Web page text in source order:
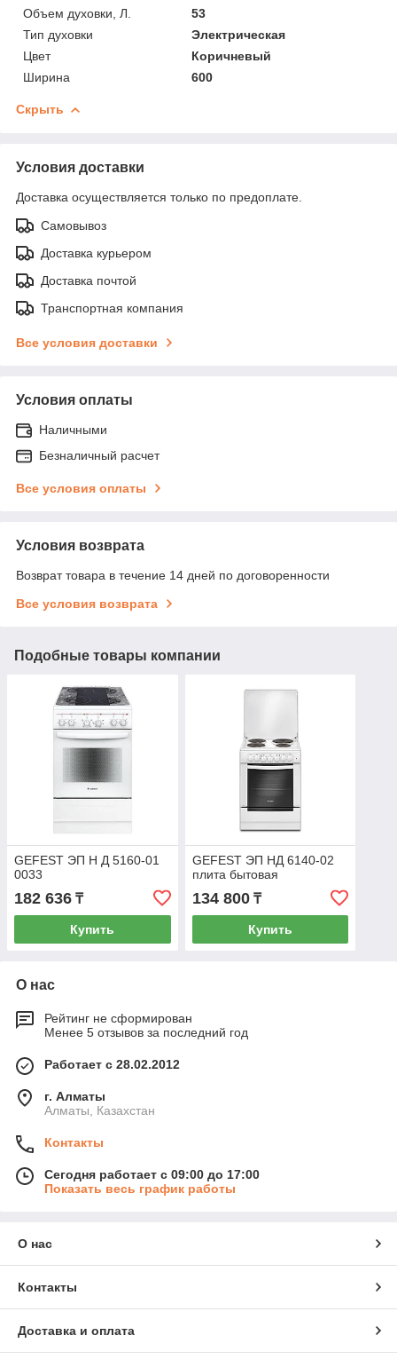
Объем духовки, Л.
53
Тип духовки
Электрическая
Цвет
Коричневый
Ширина
600
Скрыть
Условия доставки
Доставка осуществляется только по предоплате.
Самовывоз
Доставка курьером
Доставка почтой
Транспортная компания
Все условия доставки
Условия оплаты
Наличными
Безналичный расчет
Все условия оплаты
Условия возврата
Возврат товара в течение 14 дней по договоренности
Все условия возврата
Подобные товары компании
GEFEST ЭП Н Д 5160-01
0033
182 636 ₸
Купить
GEFEST ЭП НД 6140-02
плита бытовая
134 800₸
Купить
О нас
Рейтинг не сформирован
Менее 5 отзывов за последний год
Работает с 28.02.2012
г. Алматы
Алматы, Казахстан
Контакты
Сегодня работает с 09:00 до 17:00
Показать весь график работы
О нас
Контакты
Доставка и оплата